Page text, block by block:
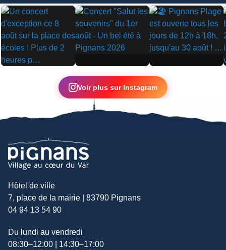
▶
▶ ▶
Voir plus sur Instagram
Hôtel de ville
7, place de la mairie | 83790 Pignans
04 94 13 54 90
Du lundi au vendredi
08:30–12:00 | 14:30–17:00